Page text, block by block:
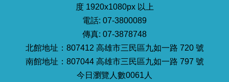
度 1920x1080px 以上
電話: 07-3800089
傳真: 07-3878748
北館地址：807412 高雄市三民區九如一路 720 號
南館地址：807044 高雄市三民區九如一路 797 號
今日瀏覽人數0061人